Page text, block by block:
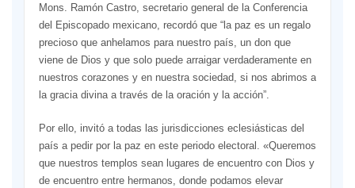
Mons. Ramón Castro, secretario general de la Conferencia
del Episcopado mexicano, recordó que “la paz es un regalo
precioso que anhelamos para nuestro país, un don que
viene de Dios y que solo puede arraigar verdaderamente en
nuestros corazones y en nuestra sociedad, si nos abrimos a
la gracia divina a través de la oración y la acción”.
Por ello, invitó a todas las jurisdicciones eclesiásticas del
país a pedir por la paz en este periodo electoral. «Queremos
que nuestros templos sean lugares de encuentro con Dios y
de encuentro entre hermanos, donde podamos elevar